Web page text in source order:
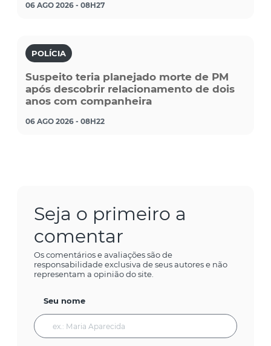
06 AGO 2026 - 08H27
POLÍCIA
Suspeito teria planejado morte de PM
após descobrir relacionamento de dois
anos com companheira
06 AGO 2026 - 08H22
Seja o primeiro a
comentar
Os comentários e avaliações são de
responsabilidade exclusiva de seus autores e não
representam a opinião do site.
Seu nome